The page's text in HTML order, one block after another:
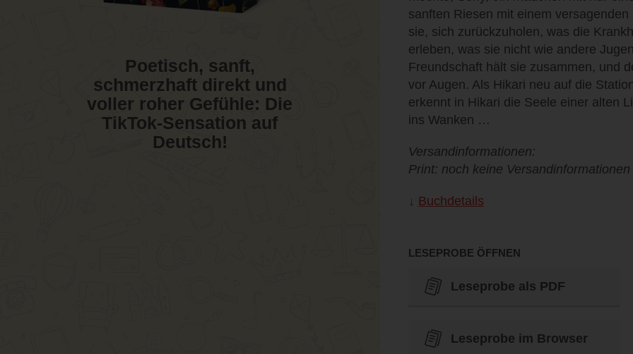
Poetisch, sanft,
schmerzhaft direkt und
voller roher Gefühle: Die
TikTok-Sensation auf
Deutsch!
sanften Riesen mit einem
sie, sich zurückzuholen, was die
erleben, was sie nicht wie andere
Freundschaft hält sie zusammen, und
vor Augen. Als Hikari neu auf die
erkennt in Hikari die Seele einer alten
ins Wanken …
Versandinformationen:
Print: noch keine Versandinformationen
Buchdetails
LESEPROBE ÖFFNEN
Leseprobe als PDF
Leseprobe im Browser